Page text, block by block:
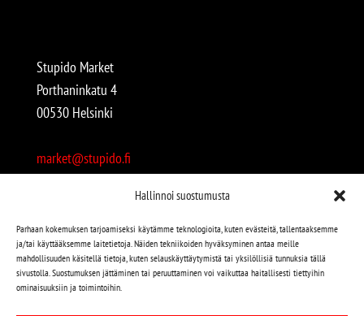
Hallinnoi suostumusta
Parhaan kokemuksen tarjoamiseksi käytämme teknologioita, kuten evästeitä, tallentaaksemme
ja/tai käyttääksemme laitetietoja. Näiden tekniikoiden hyväksyminen antaa meille
mahdollisuuden käsitellä tietoja, kuten selauskäyttäytymistä tai yksilöllisiä tunnuksia tällä
sivustolla. Suostumuksen jättäminen tai peruuttaminen voi vaikuttaa haitallisesti tiettyihin
ominaisuuksiin ja toimintoihin.
Stupido Market
Porthaninkatu 4
00530 Helsinki
market@stupido.fi
Avoinna:
arkisin 12-18
lauantaisin 12-17
Stupido löytyy myös kivijalasta!